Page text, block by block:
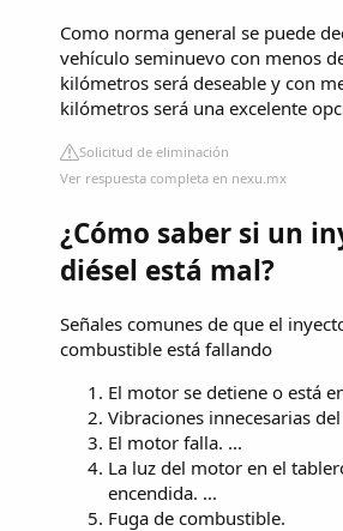
Como norma general se puede
vehículo seminuevo con menos
kilómetros será deseable y con
kilómetros será una excelente
Solicitud de eliminación
Ver respuesta completa en nexu.mx
¿Cómo saber si un
diésel está mal?
Señales comunes de que el
combustible está fallando
El motor se detiene o está
Vibraciones innecesarias
El motor falla. ...
La luz del motor en el
encendida. ...
Fuga de combustible.